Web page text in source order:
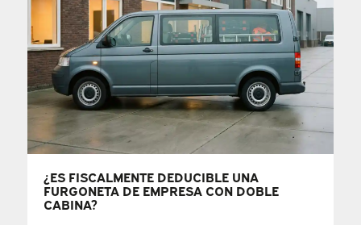
¿ES FISCALMENTE DEDUCIBLE UNA
FURGONETA DE EMPRESA CON DOBLE
CABINA?